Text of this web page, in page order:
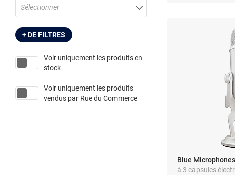
Sélectionner
+ DE FILTRES
Voir uniquement les produits en
stock
Voir uniquement les produits
vendus par Rue du Commerce
Blue
à 3 capsules